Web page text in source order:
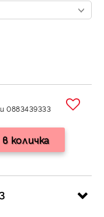
0883439333